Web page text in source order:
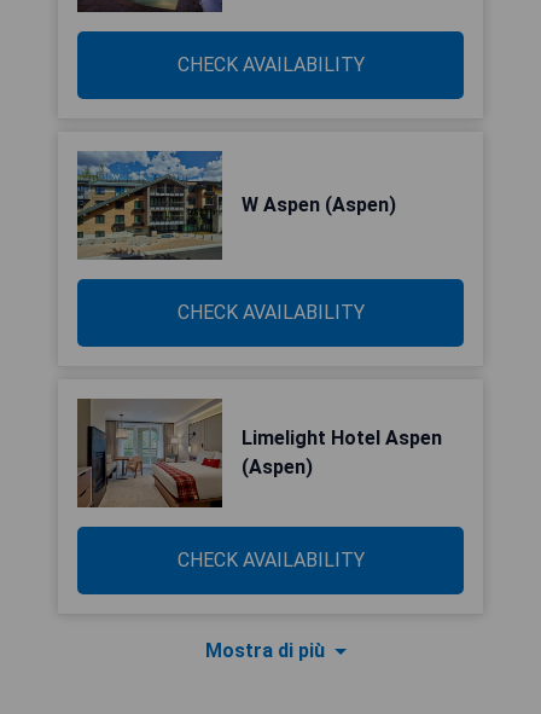
CHECK AVAILABILITY
W Aspen (Aspen)
CHECK AVAILABILITY
Limelight Hotel Aspen
(Aspen)
CHECK AVAILABILITY
Mostra di più